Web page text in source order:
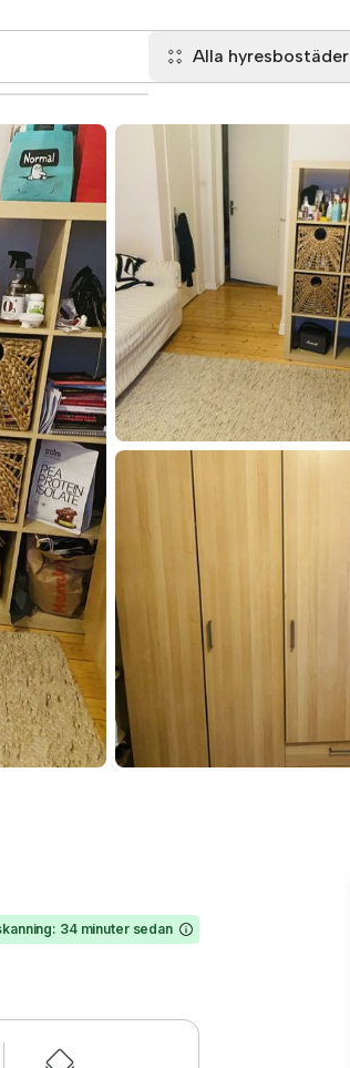
Alla hyresbostäder
34 minuter sedan